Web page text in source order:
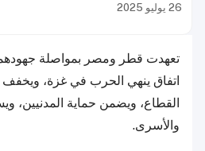
26 يوليو 2025
تعهدت قطر ومصر بمواصلة
اتفاق ينهي الحرب في غزة، ويخفف
القطاع، ويضمن حماية المدنيين،
والأسرى.